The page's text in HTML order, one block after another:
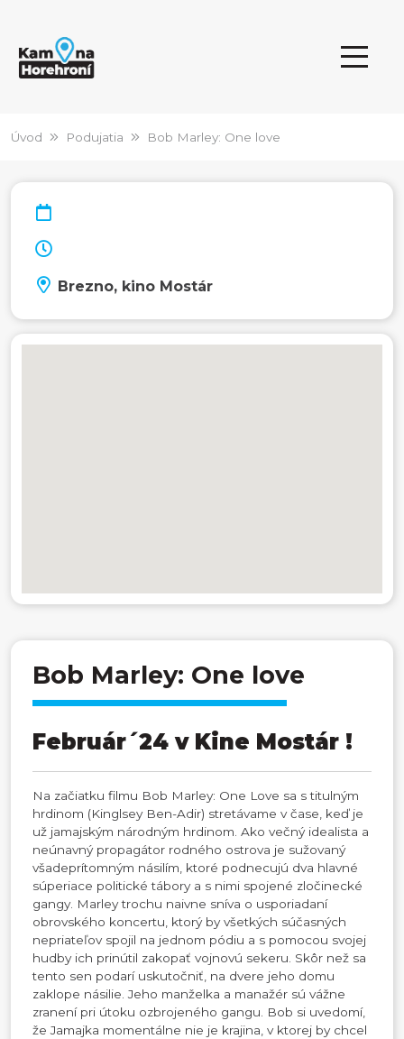
Úvod Podujatia Bob Marley: One love
Brezno, kino Mostár
Bob Marley: One love
Február´24 v Kine Mostár !
Na začiatku filmu Bob Marley: One Love sa s titulným
hrdinom (Kinglsey Ben-Adir) stretávame v čase, keď je
už jamajským národným hrdinom. Ako večný idealista a
neúnavný propagátor rodného ostrova je sužovaný
všadeprítomným násilím, ktoré podnecujú dva hlavné
súperiace politické tábory a s nimi spojené zločinecké
gangy. Marley trochu naivne sníva o usporiadaní
obrovského koncertu, ktorý by všetkých súčasných
nepriateľov spojil na jednom pódiu a s pomocou svojej
hudby ich prinútil zakopať vojnovú sekeru. Skôr než sa
tento sen podarí uskutočniť, na dvere jeho domu
zaklope násilie. Jeho manželka a manažér sú vážne
zranení pri útoku ozbrojeného gangu. Bob si uvedomí,
že Jamajka momentálne nie je krajina, v ktorej by chcel